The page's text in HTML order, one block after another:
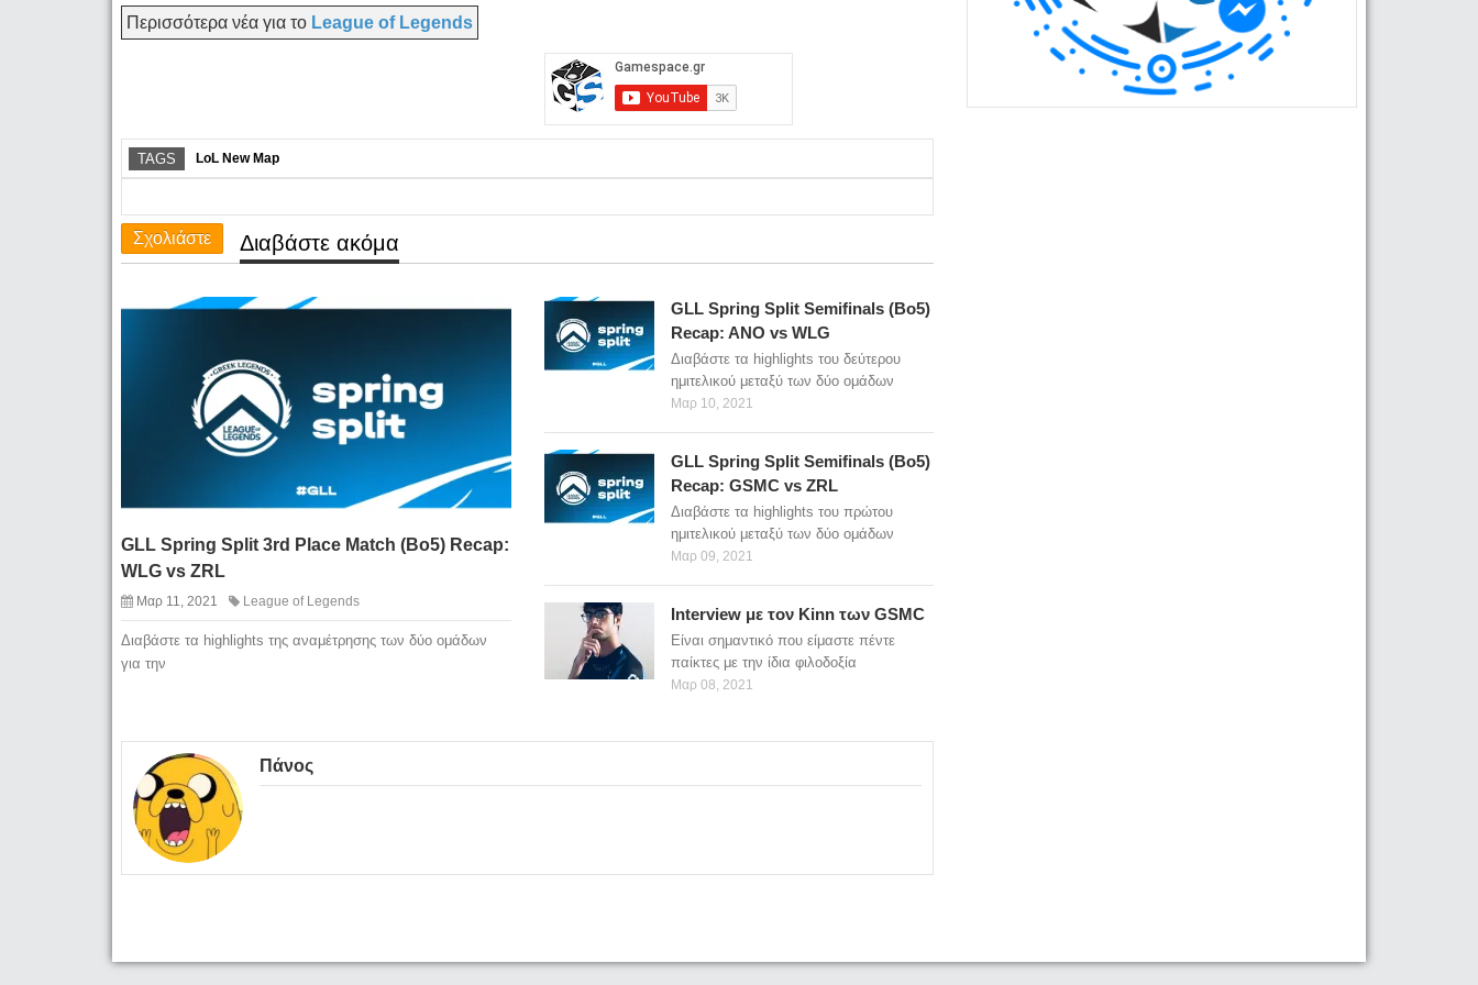
Περισσότερα νέα για το League of Legends
TAGS LoL New Map
Σχολιάστε Διαβάστε ακόμα
GLL Spring Split 3rd Place Match (Bo5) Recap:
WLG vs ZRL
Μαρ 11, 2021 League of Legends
Διαβάστε τα highlights της αναμέτρησης των δύο ομάδων
για την
GLL Spring Split Semifinals (Bo5)
Recap: ANO vs WLG
Διαβάστε τα highlights του δεύτερου
ημιτελικού μεταξύ των δύο ομάδων
Μαρ 10, 2021
GLL Spring Split Semifinals (Bo5)
Recap: GSMC vs ZRL
Διαβάστε τα highlights του πρώτου
ημιτελικού μεταξύ των δύο ομάδων
Μαρ 09, 2021
Interview με τον Kinn των GSMC
Eίναι σημαντικό που είμαστε πέντε
παίκτες με την ίδια φιλοδοξία
Μαρ 08, 2021
Πάνος